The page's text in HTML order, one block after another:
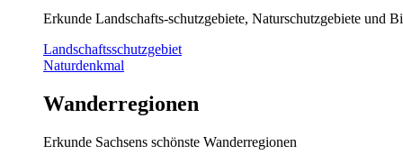
Erkunde Landschafts-schutzgebiete, Naturschutzgebiete und
Landschaftsschutzgebiet
Naturdenkmal
Wanderregionen
Erkunde Sachsens schönste Wanderregionen